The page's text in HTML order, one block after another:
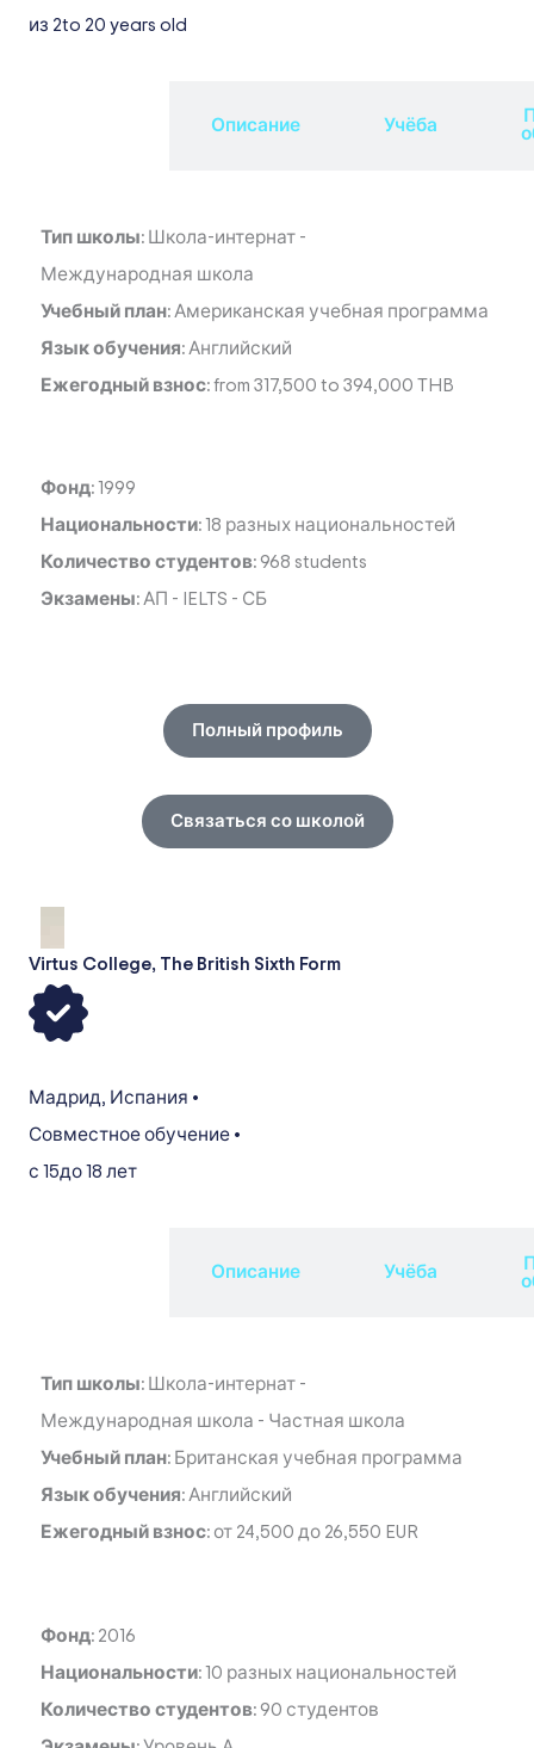
из 2to 20 years old
Описание Учёба
Тип школы: Школа-интернат -
Международная школа
Учебный план: Американская учебная программа
Язык обучения: Английский
Ежегодный взнос: from 317,500 to 394,000 THB
Фонд: 1999
Национальности: 18 разных национальностей
Количество студентов: 968 students
Экзамены: АП - IELTS - СБ
Полный профиль
Связаться со школой
Virtus College, The British Sixth Form
Мадрид, Испания •
Совместное обучение •
с 15до 18 лет
Описание Учёба
Тип школы: Школа-интернат -
Международная школа - Частная школа
Учебный план: Британская учебная программа
Язык обучения: Английский
Ежегодный взнос: от 24,500 до 26,550 EUR
Фонд: 2016
Национальности: 10 разных национальностей
Количество студентов: 90 студентов